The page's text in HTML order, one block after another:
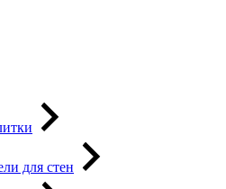
для стен